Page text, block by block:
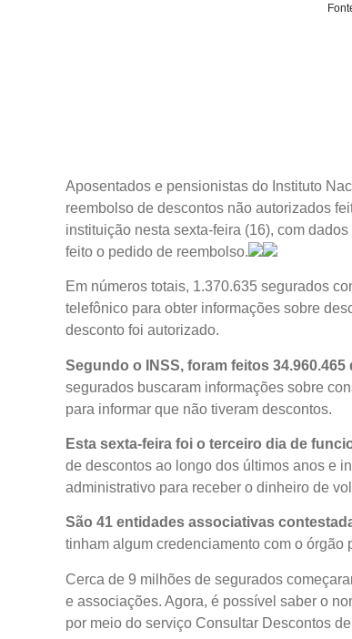
Aposentados e pensionistas do Instituto
reembolso de descontos não autorizados
instituição nesta sexta-feira (16), com
feito o pedido de reembolso.
Em números totais, 1.370.635 segurados
telefônico para obter informações sobre
desconto foi autorizado.
Segundo o INSS, foram feitos
segurados buscaram informações sobre
para informar que não tiveram descontos.
Esta sexta-feira foi o terceiro dia de
de descontos ao longo dos últimos anos e
administrativo para receber o dinheiro de
São 41 entidades associativas
tinham algum credenciamento com o órgão
Cerca de 9 milhões de segurados
e associações. Agora, é possível saber o
por meio do serviço Consultar Descontos